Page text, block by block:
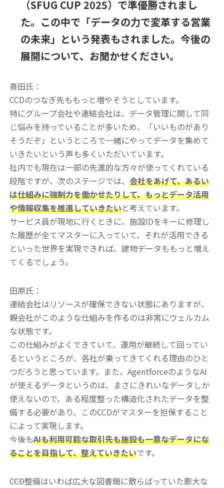
（SFUG CUP 2025）で準優勝されまし
た。この中で「データの力で変革する営業
の未来」という発表もされました。今後の
展開について、お聞かせください。
喜田氏：
CCDのつなぎ先ももっと増やそうとしています。
特にグループ会社や連結会社は、データ管理に関して同
じ悩みを持っていることが多いため、「いいものがあり
そうだぞ」というところで一緒にやってデータを集めて
いきたいという声も多くいただいています。
社内でも現在は一部の先進的な方々が使ってくれている
段階ですが、次のステージでは、会社をあげて、あるい
は仕組みに強制力を働かせたりして、もっとデータ活用
や情報収集を推進していきたいと考えています。
サービス員が現地に行くときに、施設IDをキーに修理し
た履歴が全てマスターに入っていて、それが活用できる
といった世界を実現できれば、建物データももっと増え
てくるでしょう。
田原氏：
連結会社はリソースが確保できない状態にありますが、
親会社がこのような仕組みを作るのは非常にウェルカム
な状態です。
この仕組みがよくできていて、運用が継続して回ってい
るというところが、各社が乗ってきてくれる理由のひと
つだろうと思っています。また、AgentforceのようなAI
が使えるデータというのは、まさにきれいなデータしか
使えないので、ある程度整った構造化されたデータを整
備する必要があり、このCCDがマスターを担保すること
によって実現します。
今後もAIも利用可能な取引先も施設も一意なデータにな
ることを目指して、整えていきたいです。
――CCD整備はいわば広大な図書館に散らばっていた膨大な